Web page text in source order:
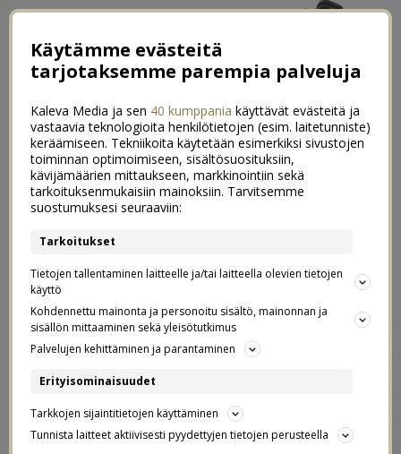
←10 suoraa kysymystä rahasta osa 4
Hetkiä viikonlopulta→
Maaliskuun meiningit
31.03.2022
Sinne meni maaliskuukin ja olen oikeastaan tosi
helpottunut. Maaliskuussa tuli ulos meidän Rikkaat &
Rahattomat -jakso, jota oltiin jännitetty jo 1,5 vuoden
pitkään, että millainen jakso sieltä tulee ulos ja millaisen
vastaanoton se saa. Mutta sain huomata, että ihan
Käytämme evästeitä
tarjotaksemme parempia palveluja
Kaleva Media ja sen 40 kumppania käyttävät evästeitä ja
vastaavia teknologioita henkilötietojen (esim. laitetunniste)
keräämiseen. Tekniikoita käytetään esimerkiksi sivustojen
toiminnan optimoimiseen, sisältösuosituksiin,
kävijämäärien mittaukseen, markkinointiin sekä
tarkoituksenmukaisiin mainoksiin. Tarvitsemme
suostumuksesi seuraaviin:
Tarkoitukset
Tietojen tallentaminen laitteelle ja/tai laitteella olevien tietojen
käyttö
Kohdennettu mainonta ja personoitu sisältö, mainonnan ja
sisällön mittaaminen sekä yleisötutkimus
Palvelujen kehittäminen ja parantaminen
Erityisominaisuudet
Tarkkojen sijaintitietojen käyttäminen
Tunnista laitteet aktiivisesti pyydettyjen tietojen perusteella